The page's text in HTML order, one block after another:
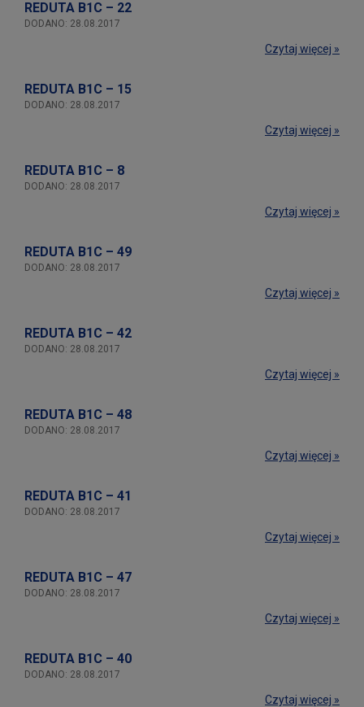
REDUTA B1C – 22
DODANO: 28.08.2017
Czytaj więcej »
REDUTA B1C – 15
DODANO: 28.08.2017
Czytaj więcej »
REDUTA B1C – 8
DODANO: 28.08.2017
Czytaj więcej »
REDUTA B1C – 49
DODANO: 28.08.2017
Czytaj więcej »
REDUTA B1C – 42
DODANO: 28.08.2017
Czytaj więcej »
REDUTA B1C – 48
DODANO: 28.08.2017
Czytaj więcej »
REDUTA B1C – 41
DODANO: 28.08.2017
Czytaj więcej »
REDUTA B1C – 47
DODANO: 28.08.2017
Czytaj więcej »
REDUTA B1C – 40
DODANO: 28.08.2017
Czytaj więcej »